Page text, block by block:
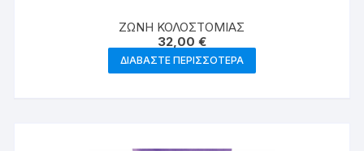
ΖΩΝΗ ΚΟΛΟΣΤΟΜΙΑΣ
32,00 €
ΔΙΑΒΆΣΤΕ ΠΕΡΙΣΣΌΤΕΡΑ